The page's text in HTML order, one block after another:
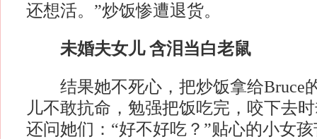
还想活。”炒饭惨遭退货。
未婚夫女儿 含泪当白老鼠
结果她不死心，把炒饭拿给Bruce
儿不敢抗命，勉强把饭吃完，咬下去
还问她们：“好不好吃？”贴心的小女